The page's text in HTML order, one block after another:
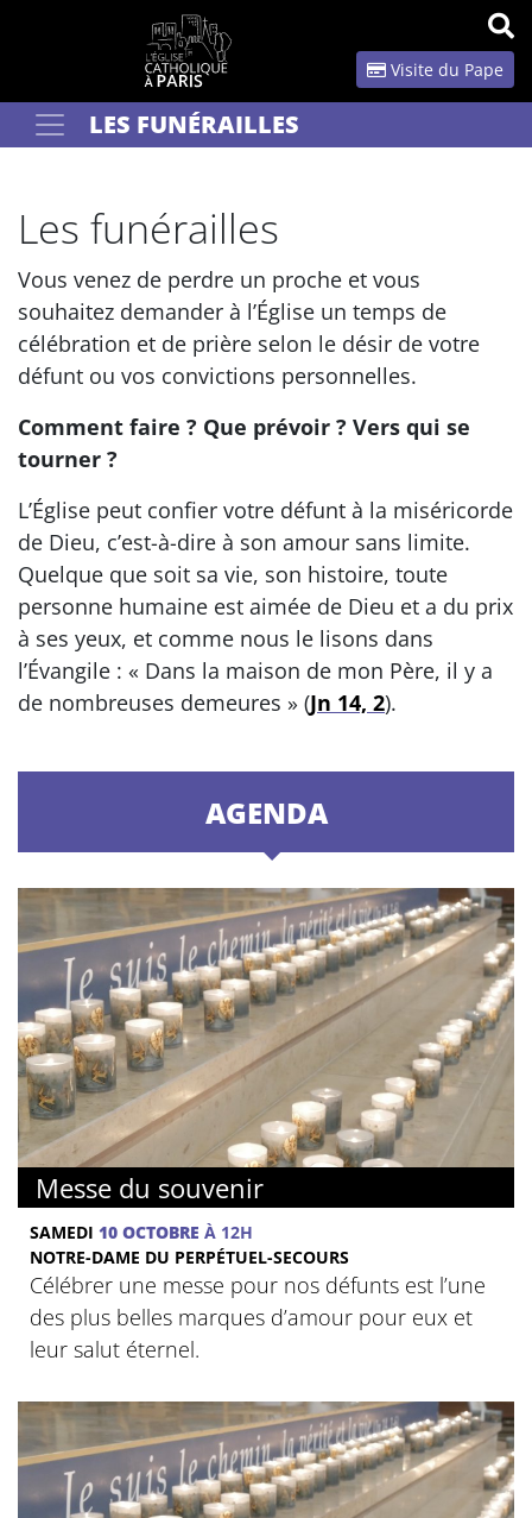
Visite du Pape
Votre rechercheLES FUNÉRAILLES
Les funérailles
Vous venez de perdre un proche et vous
souhaitez demander à l’Église un temps de
célébration et de prière selon le désir de votre
défunt ou vos convictions personnelles.
Comment faire ? Que prévoir ? Vers qui se
tourner ?
L’Église peut confier votre défunt à la miséricorde
de Dieu, c’est-à-dire à son amour sans limite.
Quelque que soit sa vie, son histoire, toute
personne humaine est aimée de Dieu et a du prix
à ses yeux, et comme nous le lisons dans
l’Évangile : « Dans la maison de mon Père, il y a
de nombreuses demeures » (Jn 14, 2).
AGENDA
Messe du souvenir
SAMEDI 10 OCTOBRE À 12H
NOTRE-DAME DU PERPÉTUEL-SECOURS
Célébrer une messe pour nos défunts est l’une
des plus belles marques d’amour pour eux et
leur salut éternel.
Panneau de gestion des cookies